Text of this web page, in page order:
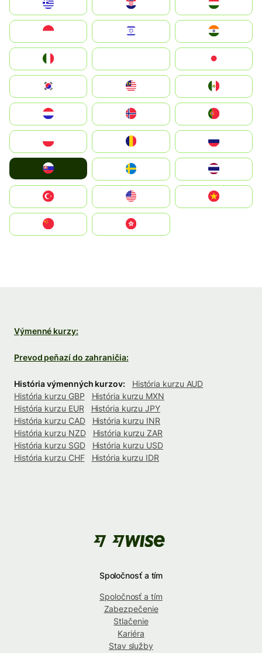
Magyarország
South Korea
United States
中國香港特別行政區
Výmenné kurzy:
Prevod peňazí do zahraničia:
História výmenných kurzov:
História kurzu AUD
História kurzu GBP
História kurzu MXN
História kurzu EUR
História kurzu JPY
História kurzu CAD
História kurzu INR
História kurzu NZD
História kurzu ZAR
História kurzu SGD
História kurzu USD
História kurzu CHF
História kurzu IDR
Spoločnosť a tím
Spoločnosť a tím
Zabezpečenie
Stlačenie
Kariéra
Stav služby